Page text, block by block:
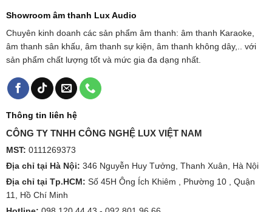
Showroom âm thanh Lux Audio
Chuyên kinh doanh các sản phẩm âm thanh: âm thanh Karaoke,
âm thanh sân khấu, âm thanh sự kiện, âm thanh không dây,.. với
sản phẩm chất lượng tốt và mức gia đa dạng nhất.
Thông tin liên hệ
CÔNG TY TNHH CÔNG NGHỆ LUX VIỆT NAM
MST: 0111269373
Địa chỉ tại Hà Nội: 346 Nguyễn Huy Tưởng, Thanh Xuân, Hà Nội
Địa chỉ tại Tp.HCM: Số 45H Ông Ích Khiêm , Phường 10 , Quận
11, Hồ Chí Minh